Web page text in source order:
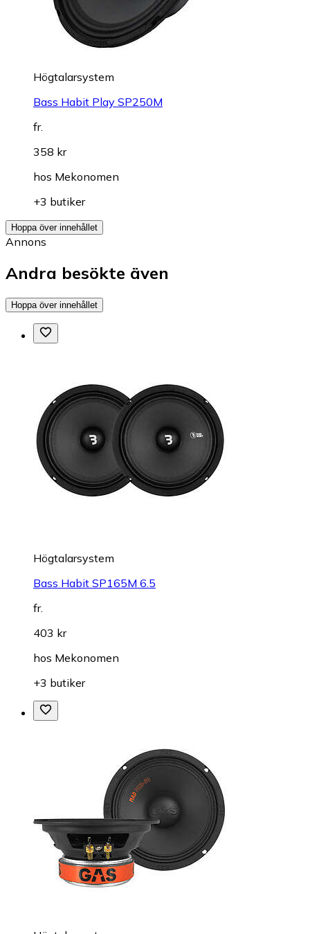
Högtalarsystem
Bass Habit Play SP250M
fr.
358 kr
hos Mekonomen
+3 butiker
Hoppa över innehållet
Annons
Andra besökte även
Hoppa över innehållet
Högtalarsystem
Bass Habit SP165M 6.5
fr.
403 kr
hos Mekonomen
+3 butiker